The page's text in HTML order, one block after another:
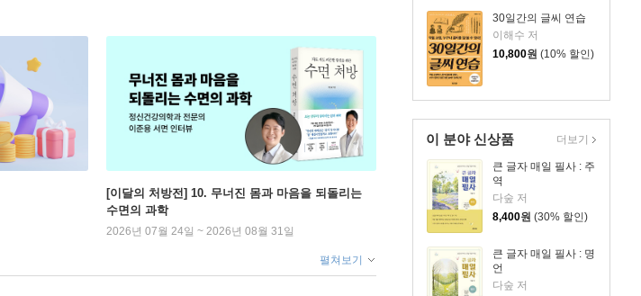
30일간의 글씨 연습
이해수 저
10,800원 (10% 할인)
이 분야 신상품
큰 글자 매일 필사 : 주
역
다숲 저
8,400원 (30% 할인)
큰 글자 매일 필사 : 명
언
다숲 저
더보기
[이달의 처방전] 10. 무너진 몸과 마음을 되돌리는
수면의 과학
2026년 07월 24일 ~ 2026년 08월 31일
펼쳐보기